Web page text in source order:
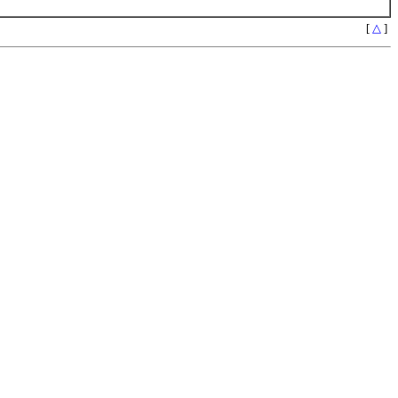
[ △ ]